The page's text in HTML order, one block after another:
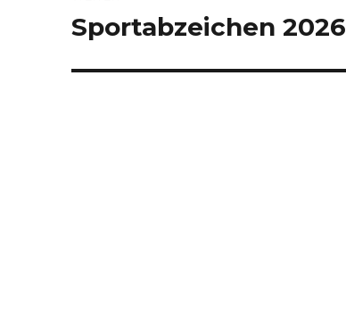
Nächster
Sportabzeichen 2026